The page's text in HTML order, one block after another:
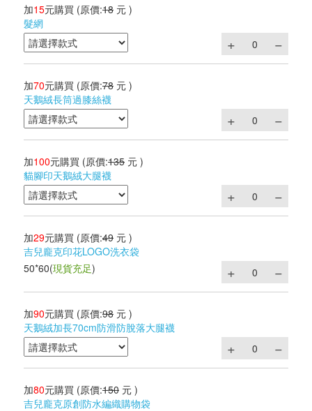
加15元購買 (原價:18 元 )
髮網
加70元購買 (原價:78 元 )
天鵝絨長筒過膝絲襪
加100元購買 (原價:135 元 )
貓腳印天鵝絨大腿襪
加29元購買 (原價:49 元 )
吉兒龐克印花LOGO洗衣袋
50*60(現貨充足)
加90元購買 (原價:98 元 )
天鵝絨加長70cm防滑防脫落大腿襪
加80元購買 (原價:150 元 )
吉兒龐克原創防水編織購物袋